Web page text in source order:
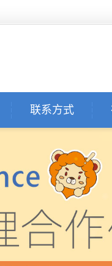
联系方式